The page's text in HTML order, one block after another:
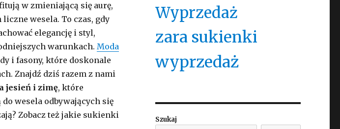
w zmieniającą się aurę,
wesela. To czas, gdy
elegancję i styl,
warunkach. Moda
i fasony, które doskonale
Znajdź dziś razem z nami
jesień i zimę, które
wesela odbywających się
Zobacz też jakie sukienki
Wyprzedaż
zara sukienki
wyprzedaż
Szukaj